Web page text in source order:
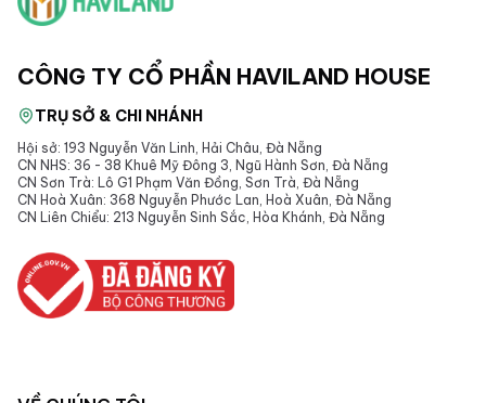
CÔNG TY CỔ PHẦN HAVILAND HOUSE
TRỤ SỞ & CHI NHÁNH
Hội sở: 193 Nguyễn Văn Linh, Hải Châu, Đà Nẵng
CN NHS: 36 - 38 Khuê Mỹ Đông 3, Ngũ Hành Sơn, Đà Nẵng
CN Sơn Trà: Lô G1 Phạm Văn Đồng, Sơn Trà, Đà Nẵng
CN Hoà Xuân: 368 Nguyễn Phước Lan, Hoà Xuân, Đà Nẵng
CN Liên Chiểu: 213 Nguyễn Sinh Sắc, Hòa Khánh, Đà Nẵng